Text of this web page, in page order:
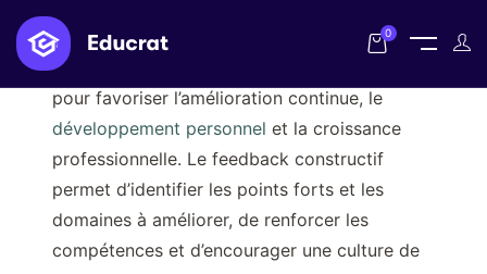
0
Les pratiques de feedback sont essentielles
pour favoriser l’amélioration continue, le
développement personnel et la croissance
professionnelle. Le feedback constructif
permet d’identifier les points forts et les
domaines à améliorer, de renforcer les
compétences et d’encourager une culture de